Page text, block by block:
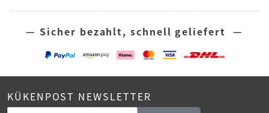
— Sicher bezahlt, schnell geliefert —
KÜKENPOST NEWSLETTER